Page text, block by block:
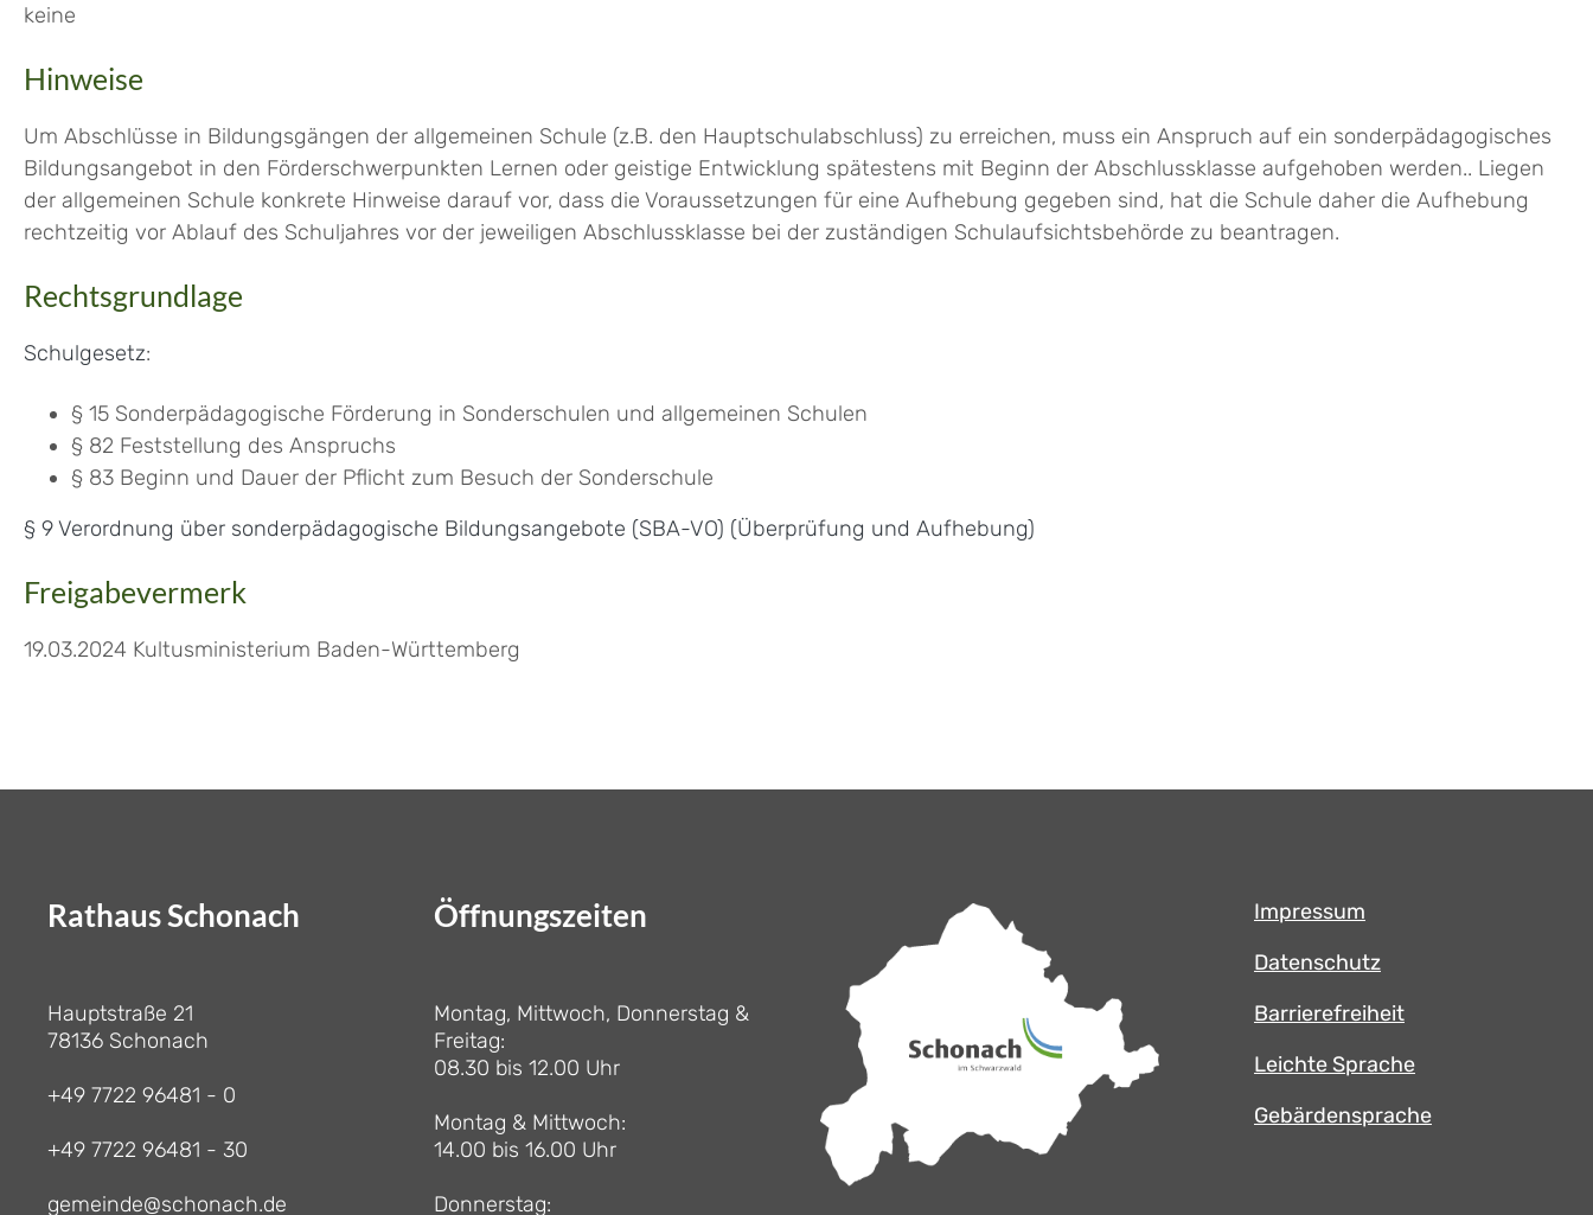
keine
Hinweise
Um Abschlüsse in Bildungsgängen der allgemeinen Schule (z.B. den Hauptschulabschluss) zu erreichen, muss ein Anspruch auf ein sonderpädagogisches
Bildungsangebot in den Förderschwerpunkten Lernen oder geistige Entwicklung spätestens mit Beginn der Abschlussklasse aufgehoben werden.. Liegen
der allgemeinen Schule konkrete Hinweise darauf vor, dass die Voraussetzungen für eine Aufhebung gegeben sind, hat die Schule daher die Aufhebung
rechtzeitig vor Ablauf des Schuljahres vor der jeweiligen Abschlussklasse bei der zuständigen Schulaufsichtsbehörde zu beantragen.
Rechtsgrundlage
Schulgesetz:
§ 15 Sonderpädagogische Förderung in Sonderschulen und allgemeinen Schulen
§ 82 Feststellung des Anspruchs
§ 83 Beginn und Dauer der Pflicht zum Besuch der Sonderschule
§ 9 Verordnung über sonderpädagogische Bildungsangebote (SBA-VO) (Überprüfung und Aufhebung)
Freigabevermerk
19.03.2024 Kultusministerium Baden-Württemberg
Rathaus Schonach
Hauptstraße 21
78136 Schonach
+49 7722 96481 - 0
+49 7722 96481 - 30
gemeinde@schonach.de
Öffnungszeiten
Montag, Mittwoch, Donnerstag &
Freitag:
08.30 bis 12.00 Uhr
Montag & Mittwoch:
14.00 bis 16.00 Uhr
Donnerstag:
Impressum
Datenschutz
Barrierefreiheit
Leichte Sprache
Gebärdensprache